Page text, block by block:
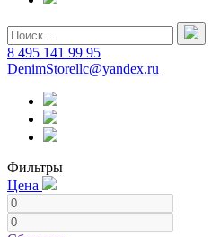
8 495 141 99 95
DenimStorellc@yandex.ru
Фильтры
Цена